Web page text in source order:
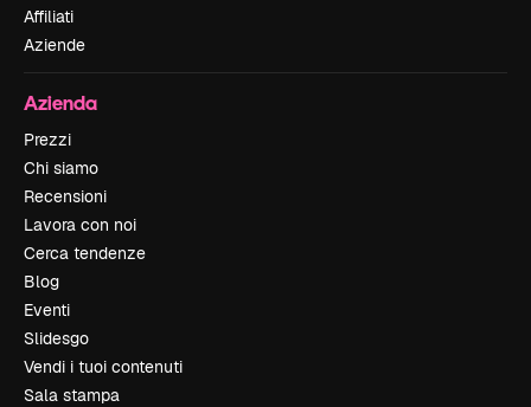
Affiliati
Aziende
Azienda
Prezzi
Chi siamo
Recensioni
Lavora con noi
Cerca tendenze
Blog
Eventi
Slidesgo
Vendi i tuoi contenuti
Sala stampa